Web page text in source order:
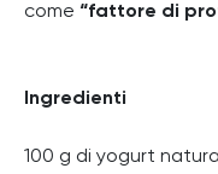
come “fattore di
Ingredienti
100 g di yogurt